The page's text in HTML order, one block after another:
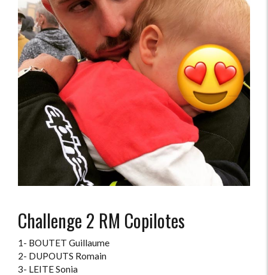
Challenge 2 RM Copilotes
1- BOUTET Guillaume
2- DUPOUTS Romain
3- LEITE Sonia